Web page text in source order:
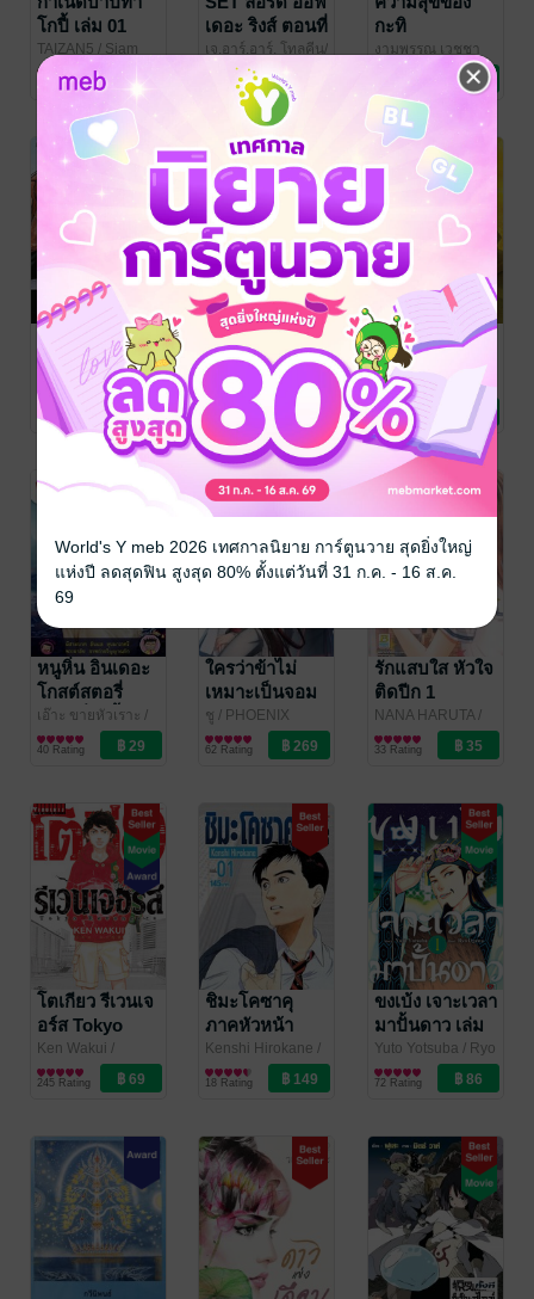
โกปี้ เล่ม 01
TAIZAN5 / Siam
Inter Comics
การ์ตูนทั่วไป
45 Rating
เดอะ ริงส์ ตอนที่
1-3
เจ.อาร์.อาร์. โทลคีน/
วัลลี ชื่นยง
/ แพรว
เยาวชน
วรรณกรรมเยาวชน
9 Rating
กะทิ
งามพรรณ เวชชา
/ แพรวสำนัก
พิมพ์
วรรณกรรมเยาวชน
17 Rating
SLAMDUNK ส
แลมดังค์ เล่ม 1
Inoue Takehiko/
NED Comics
การ์ตูนทั่วไป
6 Rating
เงินทองต้อง
วางแผน ตอน
มนุษย์เงินเดือน
ก็มั่งคั่งได้
ศูนย์ส่งเสริมการ
พัฒนาความรู้ตลาด
ทุน ตลาดหลักทรัพย์
แห่งประเทศไทย/
The Stock
Exchange of
Thailand
การเงินการลงทุน
294 Rating
ประชาธิปไตย
บนเส้นขนาน
วินทร์ เลียววาริณ
วรรณกรรมทั่วไป
9 Rating
หนูหิ่น อินเดอะ
โกสต์สตอรี่
(รวมเรื่องสั้น)
เล่ม 1
เอ๊าะ ขายหัวเราะ /
บรรลือสาส์น
การ์ตูนทั่วไป
40 Rating
ใครว่าข้าไม่
เหมาะเป็นจอม
มาร เล่ม 1
(ฉบับนิยาย)
ชู / PHOENIX
NEXT
ไลท์โนเวล
62 Rating
รักแสบใส หัวใจ
ติดปีก 1
NANA HARUTA/
Bongkoch
Publishing
การ์ตูนผู้หญิง
33 Rating
โตเกียว รีเวนเจ
อร์ส Tokyo
Revengers เล่ม
1
Ken Wakui /
Vibulkij Publishing
การ์ตูนทั่วไป
245 Rating
ชิมะโคซาคุ
ภาคหัวหน้า
แผนก เล่ม 1
Kenshi Hirokane /
Siam Inter Comics
การ์ตูนทั่วไป
18 Rating
ขงเบ้ง เจาะเวลา
มาปั้นดาว เล่ม
1
Yuto Yotsuba / Ryo
Ogawa/ สำนักพิมพ์
เซนชู
การ์ตูนทั่วไป
72 Rating
World's Y meb 2026 เทศกาลนิยาย การ์ตูนวาย สุดยิ่งใหญ่
แห่งปี ลดสุดฟิน สูงสุด 80% ตั้งแต่วันที่ 31 ก.ค. - 16 ส.ค.
69